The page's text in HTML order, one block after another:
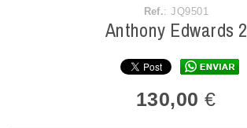
Ref.: JQ9501
Anthony Edwards 2
130,00€